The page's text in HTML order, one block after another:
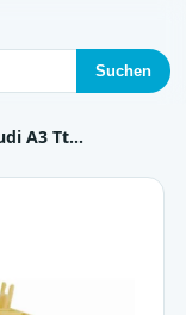
Suchen
A3 Tt…